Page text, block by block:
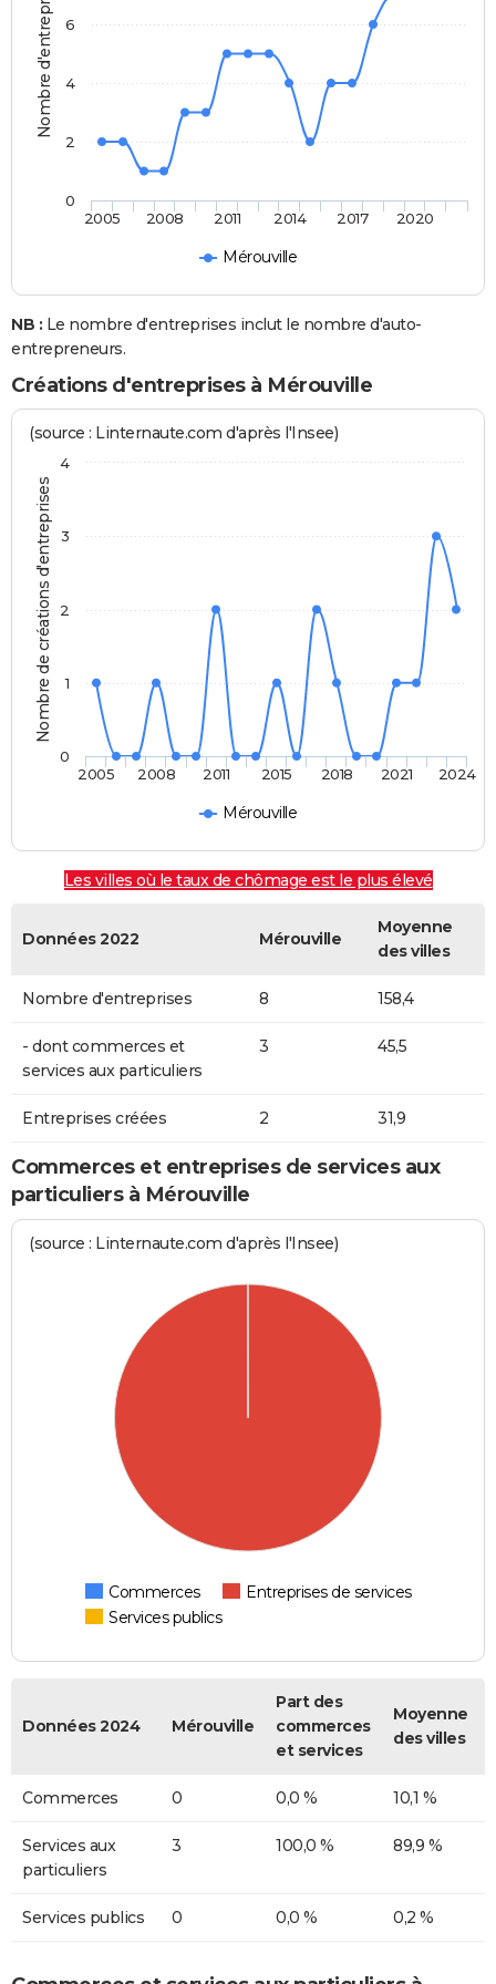
Nombre d'entreprises
Mérouville
2005 2008 2011 2014 2017 2020
0
2
4
6
NB : Le nombre d'entreprises inclut le nombre d'auto-
entrepreneurs.
Créations d'entreprises à Mérouville
Nombre de créations d'entreprises
(source : Linternaute.com d'après l'Insee)
Mérouville
2005 2008 2011 2015 2018 2021 2024
0
1
2
3
4
Les villes où le taux de chômage est le plus élevé
Données 2022 Mérouville
Moyenne
des villes
Nombre d'entreprises 8 158,4
- dont commerces et
services aux particuliers
3 45,5
Entreprises créées 2 31,9
Commerces et entreprises de services aux
particuliers à Mérouville
(source : Linternaute.com d'après l'Insee)
Commerces
Entreprises de services
Services publics
Données 2024 Mérouville
Part des
commerces
et services
Moyenne
des villes
Commerces 0 0,0 % 10,1 %
Services aux
particuliers
3 100,0 % 89,9 %
Services publics 0 0,0 % 0,2 %